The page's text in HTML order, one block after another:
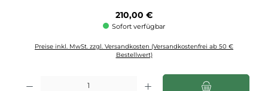
Regulärer Preis:
210,00 €
Sofort verfügbar
Preise inkl. MwSt. zzgl. Versandkosten (Versandkostenfrei ab 50 €
Bestellwert)
Produkt Anzahl: Gib den gewünschten Wert ein oder benutze die Schaltflächen